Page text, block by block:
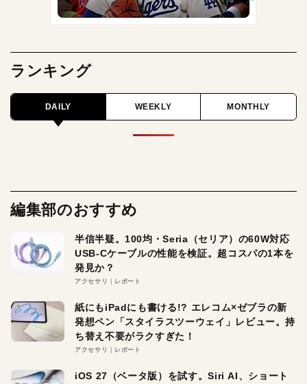
ランキング
DAILY WEEKLY MONTHLY
編集部のおすすめ
半信半疑。100均・Seria（セリア）の60W対応
USB-Cケーブルの性能を検証。超コスパの1本を
発見か？
アクセサリ レポート
紙にもiPadにも書ける!? エレコム×ゼブラの新
発想ペン「スタイラスツーウェイ」レビュー。持
ち替え不要がラクすぎた！
アクセサリ レポート
iOS 27（ベータ版）を試す。Siri AI、ショート